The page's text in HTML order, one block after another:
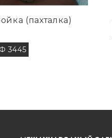
(пахталка)
3445